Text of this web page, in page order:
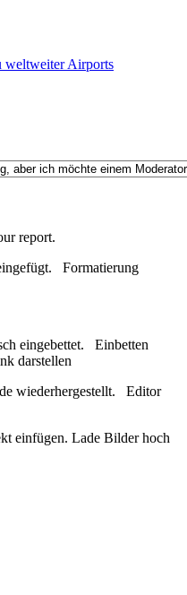
weltweiter Airports
report.
Formatierung
eingebettet. Einbetten
darstellen
wiederhergestellt. Editor
einfügen. Lade Bilder hoch